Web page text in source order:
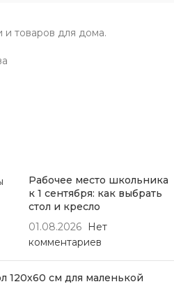
и товаров для дома.
Рабочее место школьника
к 1 сентября: как выбрать
стол и кресло
01.08.2026
Нет
комментариев
120х60 см для маленькой